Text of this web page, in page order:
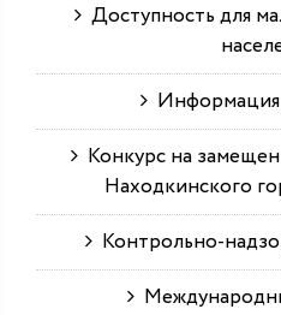
Доступность для
Информация
Конкурс на
Находкинского
Контрольно-